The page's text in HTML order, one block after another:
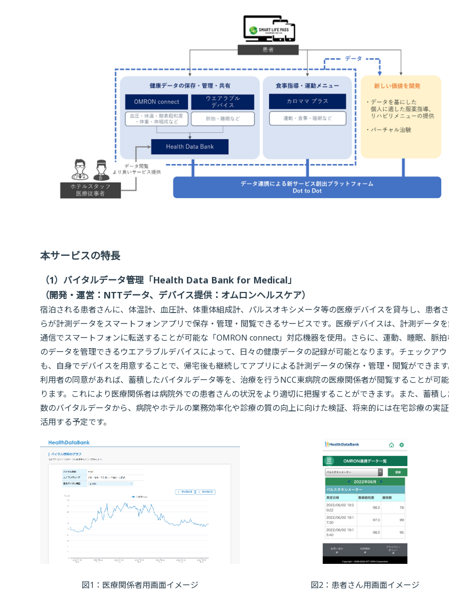
本サービスの特長
（1）バイタルデータ管理「Health Data Bank for Medical」
（開発・運営：NTTデータ、デバイス提供：オムロンヘルスケア）
宿泊される患者さんに、体温計、血圧計、体重体組成計、パルスオキシメータ等の医療デバイスを貸与し、患者
らが計測データをスマートフォンアプリで保存・管理・閲覧できるサービスです。医療デバイスは、計測データ
通信でスマートフォンに転送することが可能な「OMRON connect」対応機器を使用。さらに、運動、睡眠、脈
のデータを管理できるウエアラブルデバイスによって、日々の健康データの記録が可能となります。チェックア
も、自身でデバイスを用意することで、帰宅後も継続してアプリによる計測データの保存・管理・閲覧ができます
利用者の同意があれば、蓄積したバイタルデータ等を、治療を行うNCC東病院の医療関係者が閲覧することが可
ります。これにより医療関係者は病院外での患者さんの状況をより適切に把握することができます。また、蓄積
数のバイタルデータから、病院やホテルの業務効率化や診療の質の向上に向けた検証、将来的には在宅診療の実
活用する予定です。
図1：医療関係者用画面イメージ 図2：患者さん用画面イメージ